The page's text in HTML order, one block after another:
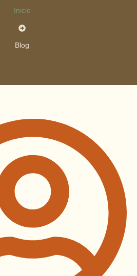
Inicio
Blog